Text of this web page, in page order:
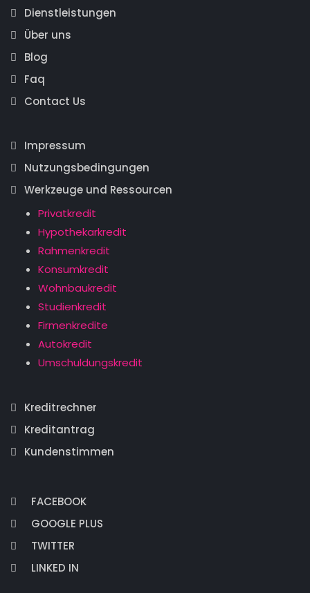
Dienstleistungen
Über uns
Blog
Faq
Contact Us
Impressum
Nutzungsbedingungen
Werkzeuge und Ressourcen
Privatkredit
Hypothekarkredit
Rahmenkredit
Konsumkredit
Wohnbaukredit
Studienkredit
Firmenkredite
Autokredit
Umschuldungskredit
Kreditrechner
Kreditantrag
Kundenstimmen
FACEBOOK
GOOGLE PLUS
TWITTER
LINKED IN